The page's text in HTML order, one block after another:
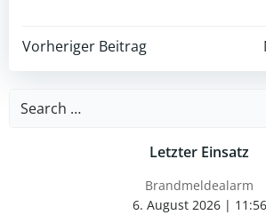
Post
navigation
Vorheriger Beitrag
Search
Letzter Einsatz
Brandmeldealarm
6. August 2026| 11:56